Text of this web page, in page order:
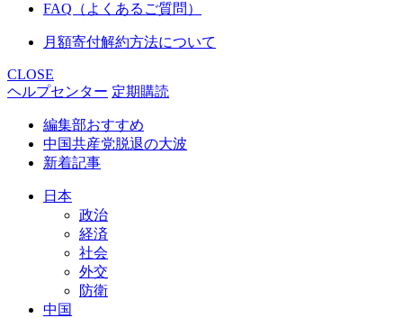
FAQ（よくあるご質問）
月額寄付解約方法について
CLOSE
ヘルプセンター 定期購読
編集部おすすめ
中国共産党脱退の大波
新着記事
日本
政治
経済
社会
外交
防衛
中国